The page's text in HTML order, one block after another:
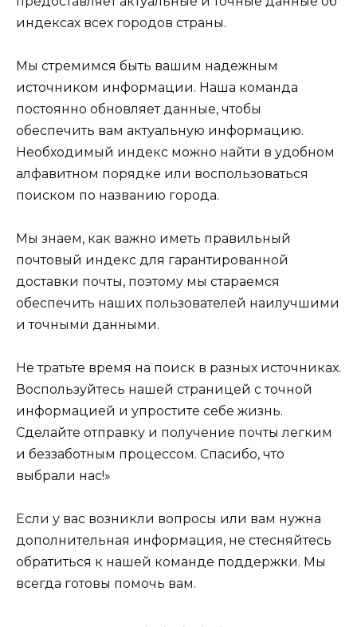
индексах всех городов страны.
Мы стремимся быть вашим надежным
источником информации. Наша команда
постоянно обновляет данные, чтобы
обеспечить вам актуальную информацию.
Необходимый индекс можно найти в удобном
алфавитном порядке или воспользоваться
поиском по названию города.
Мы знаем, как важно иметь правильный
почтовый индекс для гарантированной
доставки почты, поэтому мы стараемся
обеспечить наших пользователей наилучшими
и точными данными.
Не тратьте время на поиск в разных источниках.
Воспользуйтесь нашей страницей с точной
информацией и упростите себе жизнь.
Сделайте отправку и получение почты легким
и беззаботным процессом. Спасибо, что
выбрали нас!»
Если у вас возникли вопросы или вам нужна
дополнительная информация, не стесняйтесь
обратиться к нашей команде поддержки. Мы
всегда готовы помочь вам.